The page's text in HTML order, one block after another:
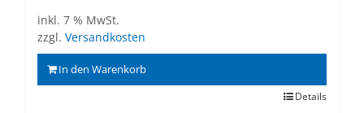
inkl. 7 % MwSt.
zzgl. Versandkosten
In den Warenkorb
Details